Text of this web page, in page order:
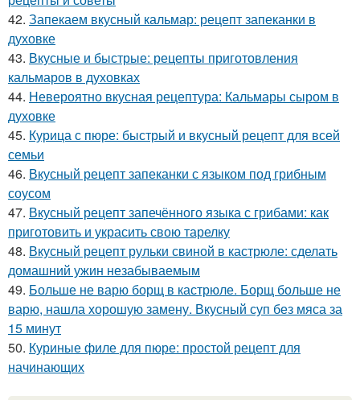
42. Запекаем вкусный кальмар: рецепт запеканки в
духовке
43. Вкусные и быстрые: рецепты приготовления
кальмаров в духовках
44. Невероятно вкусная рецептура: Кальмары сыром в
духовке
45. Курица с пюре: быстрый и вкусный рецепт для всей
семьи
46. Вкусный рецепт запеканки с языком под грибным
соусом
47. Вкусный рецепт запечённого языка с грибами: как
приготовить и украсить свою тарелку
48. Вкусный рецепт рульки свиной в кастрюле: сделать
домашний ужин незабываемым
49. Больше не варю борщ в кастрюле. Борщ больше не
варю, нашла хорошую замену. Вкусный суп без мяса за
15 минут
50. Куриные филе для пюре: простой рецепт для
начинающих